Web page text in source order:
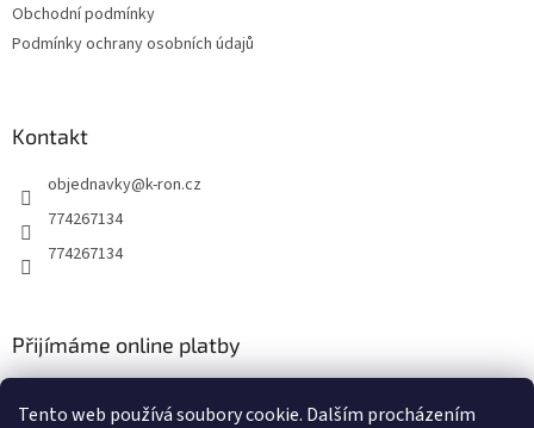
Tento web používá soubory cookie. Dalším procházením
Obchodní podmínky
Podmínky ochrany osobních údajů
Kontakt
objednavky@k-ron.cz
774267134
774267134
Přijímáme online platby